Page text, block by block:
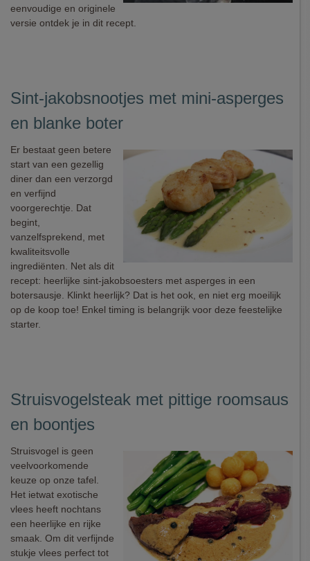
eenvoudige en originele
versie ontdek je in dit recept.
Sint-jakobsnootjes met mini-asperges
en blanke boter
Er bestaat geen betere
start van een gezellig
diner dan een verzorgd
en verfijnd
voorgerechtje. Dat
begint,
vanzelfsprekend, met
kwaliteitsvolle
ingrediënten. Net als dit
recept: heerlijke sint-jakobsoesters met asperges in een
botersausje. Klinkt heerlijk? Dat is het ook, en niet erg moeilijk
op de koop toe! Enkel timing is belangrijk voor deze feestelijke
starter.
Struisvogelsteak met pittige roomsaus
en boontjes
Struisvogel is geen
veelvoorkomende
keuze op onze tafel.
Het ietwat exotische
vlees heeft nochtans
een heerlijke en rijke
smaak. Om dit verfijnde
stukje vlees perfect tot